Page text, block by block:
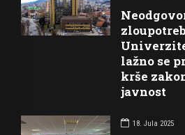
lažno se
krše
javnost
18. Jula 2025